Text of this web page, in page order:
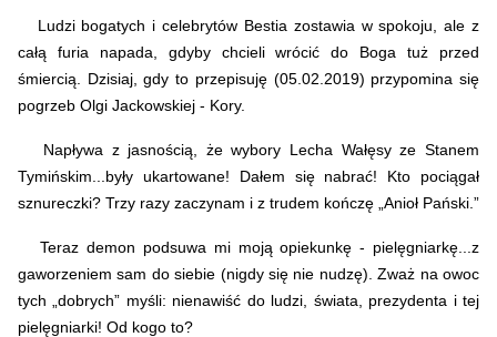
Ludzi bogatych i celebrytów Bestia zostawia w spokoju, ale z
całą furia napada, gdyby chcieli wrócić do Boga tuż przed
śmiercią. Dzisiaj, gdy to przepisuję (05.02.2019) przypomina się
pogrzeb Olgi Jackowskiej - Kory.
Napływa z jasnością, że wybory Lecha Wałęsy ze Stanem
Tymińskim...były ukartowane! Dałem się nabrać! Kto pociągał
sznureczki? Trzy razy zaczynam i z trudem kończę „Anioł Pański.”
Teraz demon podsuwa mi moją opiekunkę - pielęgniarkę...z
gaworzeniem sam do siebie (nigdy się nie nudzę). Zważ na owoc
tych „dobrych” myśli: nienawiść do ludzi, świata, prezydenta i tej
pielęgniarki! Od kogo to?